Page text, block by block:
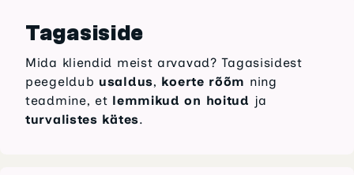
Tagasiside
Mida kliendid meist arvavad? Tagasisidest
peegeldub usaldus, koerte rõõm ning
teadmine, et lemmikud on hoitud ja
turvalistes kätes.